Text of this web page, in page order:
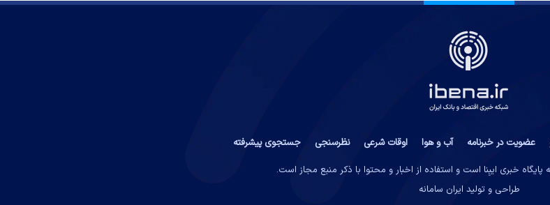
عضویت در خبرنامه آب و هوا اوقات شرعی نظرسنجی
جستجوی پیشرفته
خبری ایبِنا است و استفاده از اخبار و محتوا با ذکر منبع مجاز است.
طراحی و تولید ایران سامانه